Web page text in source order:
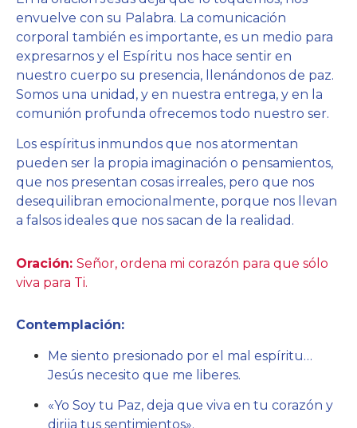
envuelve con su Palabra. La comunicación
corporal también es importante, es un medio para
expresarnos y el Espíritu nos hace sentir en
nuestro cuerpo su presencia, llenándonos de paz.
Somos una unidad, y en nuestra entrega, y en la
comunión profunda ofrecemos todo nuestro ser.
Los espíritus inmundos que nos atormentan
pueden ser la propia imaginación o pensamientos,
que nos presentan cosas irreales, pero que nos
desequilibran emocionalmente, porque nos llevan
a falsos ideales que nos sacan de la realidad.
Oración: Señor, ordena mi corazón para que sólo
viva para Ti.
Contemplación:
Me siento presionado por el mal espíritu…
Jesús necesito que me liberes.
«Yo Soy tu Paz, deja que viva en tu corazón y
dirija tus sentimientos».